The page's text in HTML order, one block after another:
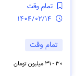
تمام وقت
تمام وقت